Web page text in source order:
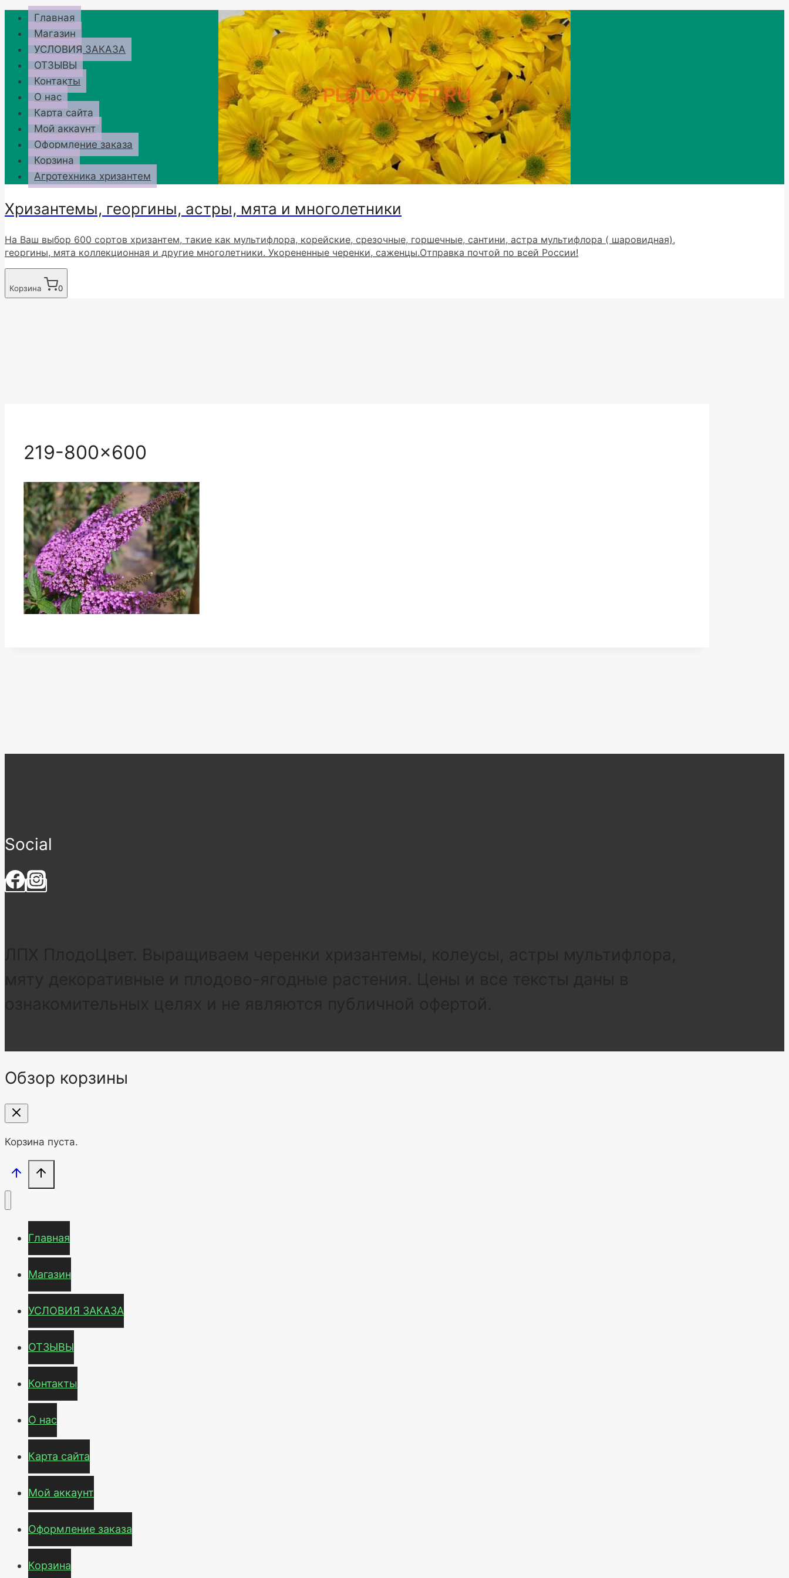
Перейти
содержимому
Главная
Магазин
УСЛОВИЯ ЗАКАЗА
ОТЗЫВЫ
Контакты
О нас
Карта сайта
Мой аккаунт
Оформление заказа
Корзина
Агротехника хризантем
Хризантемы, георгины, астры, мята и многолетники
На Ваш выбор 600 сортов хризантем, такие как мультифлора, корейские, срезочные, горшечные, сантини, астра мультифлора ( шаровидная),
георгины, мята коллекционная и другие многолетники. Укорененные черенки, саженцы.Отправка почтой по всей России!
Корзина 0
219-800×600
Social
Обзор корзины
Корзина пуста.
Главная
Магазин
УСЛОВИЯ ЗАКАЗА
ОТЗЫВЫ
Контакты
О нас
Карта сайта
Мой аккаунт
Оформление заказа
Корзина